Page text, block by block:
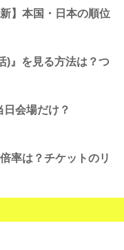
】本国・日本の順位
)』を見る方法は？つ
会場だけ？
率は？チケットのリ